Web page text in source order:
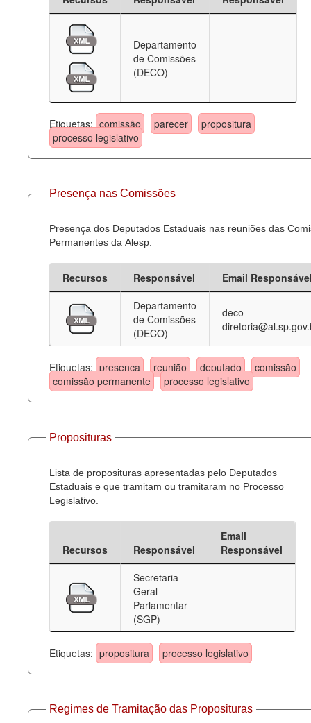
Departamento
de Comissões
(DECO)
Etiquetas: comissão parecer
propositura
processo legislativo
Presença nas Comissões
Presença dos Deputados Estaduais nas reuniões das
Permanentes da Alesp.
Recursos Responsável
Email
Departamento
de Comissões
(DECO)
deco-
Etiquetas: presença reunião deputado
comissão
comissão permanente
processo legislativo
Proposituras
Lista de proposituras apresentadas pelo Deputados
Estaduais e que tramitam ou tramitaram no Processo
Legislativo.
Recursos Responsável
Email
Responsável
Secretaria
Geral
Parlamentar
(SGP)
Etiquetas: propositura processo legislativo
Regimes de Tramitação das Proposituras